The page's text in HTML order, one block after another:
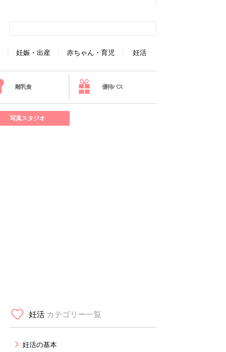
妊娠・出産 赤ちゃん・育児 妊活
離乳食 優待パス
写真スタジオ
妊活 カテゴリー一覧
妊活の基本